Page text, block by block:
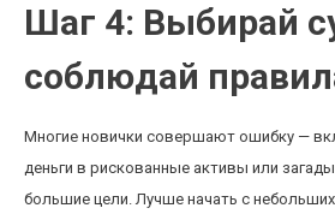
Шаг 4: Выбирай
соблюдай
Многие новички совершают ошибку —
деньги в рискованные активы или
большие цели. Лучше начать с